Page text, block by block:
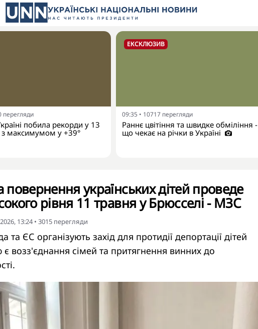
перегляди
побила рекорди у 13
з максимумом у +39°
ЕКСКЛЮЗИВ
09:35 • 10717 перегляди
Раннє цвітіння та швидке обміління -
що чекає на річки в Україні
повернення українських дітей проведе
рівня 11 травня у Брюсселі - МЗС
13:24• 3015 перегляди
та ЄС організують захід для протидії депортації дітей
возз'єднання сімей та притягнення винних до